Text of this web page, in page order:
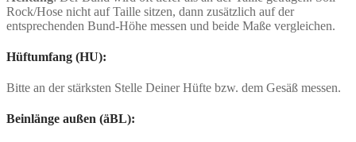
Rock/Hose nicht auf Taille sitzen, dann zusätzlich auf der
entsprechenden Bund-Höhe messen und beide Maße vergleichen.
Hüftumfang (HU):
Bitte an der stärksten Stelle Deiner Hüfte bzw. dem Gesäß messen.
Beinlänge außen (äBL):